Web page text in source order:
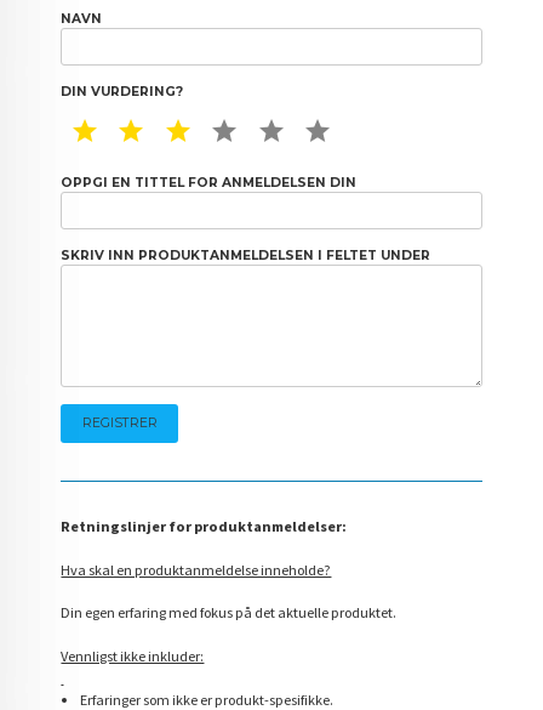
NAVN
DIN VURDERING?
1 STAR2 STAR3 STAR4 STAR5 STAR
OPPGI EN TITTEL FOR ANMELDELSEN DIN
SKRIV INN PRODUKTANMELDELSEN I FELTET UNDER
Retningslinjer for produktanmeldelser:
Hva skal en produktanmeldelse inneholde?
Din egen erfaring med fokus på det aktuelle produktet.
Vennligst ikke inkluder:
Erfaringer som ikke er produkt-spesifikke.